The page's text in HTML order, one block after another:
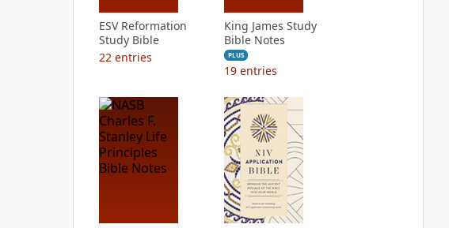
ESV Reformation
Study Bible
22 entries
King James Study
Bible Notes
PLUS
19 entries